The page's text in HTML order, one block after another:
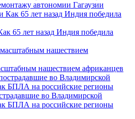
автономии Гагаузии
65 лет назад Индия победила
нашествием африканцев
во Владимирской
БПЛА на российские регионы